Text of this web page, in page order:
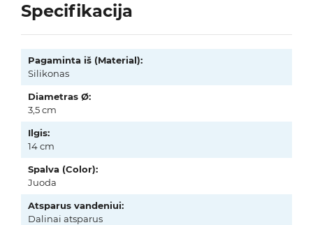
Specifikacija
Pagaminta iš (Material):
Silikonas
Diametras Ø:
3,5 cm
Ilgis:
14 cm
Spalva (Color):
Juoda
Atsparus vandeniui:
Dalinai atsparus